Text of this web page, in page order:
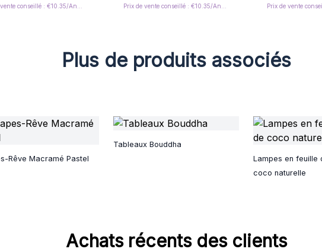
Plus de produits associés
Rêve Macramé Pastel
Tableaux Bouddha
Lampes en feuille
coco naturelle
Achats récents des clients